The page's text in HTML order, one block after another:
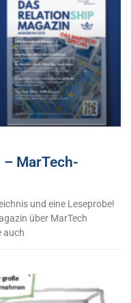
– MarTech-
und eine Leseprobe!
über MarTech
auch